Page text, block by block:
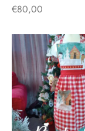
€80,00